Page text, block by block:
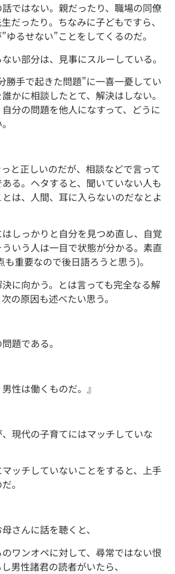
ではない。親だったり、職場の同僚
だったり。ちなみに子どもですら、
ゆるせない”ことをしてくるのだ。
い部分は、見事にスルーしている。
勝手で起きた問題”に一喜一憂してい
かに相談したとて、解決はしない。
分の問題を他人になすって、どうに
と正しいのだが、相談などで言って
る。ヘタすると、聞いていない人も
は、人間、耳に入らないのだなとよ
しっかりと自分を見つめ直し、自覚
いう人は一目で状態が分かる。素直
重要なので後日語ろうと思う)。
に向かう。とは言っても完全なる解
の原因も述べたい思う。
題である。
性は働くものだ。』
現代の子育てにはマッチしていな
ッチしていないことをすると、上手
。
さんに話を聴くと、
ワンオペに対して、尋常ではない恨
男性諸君の読者がいたら、